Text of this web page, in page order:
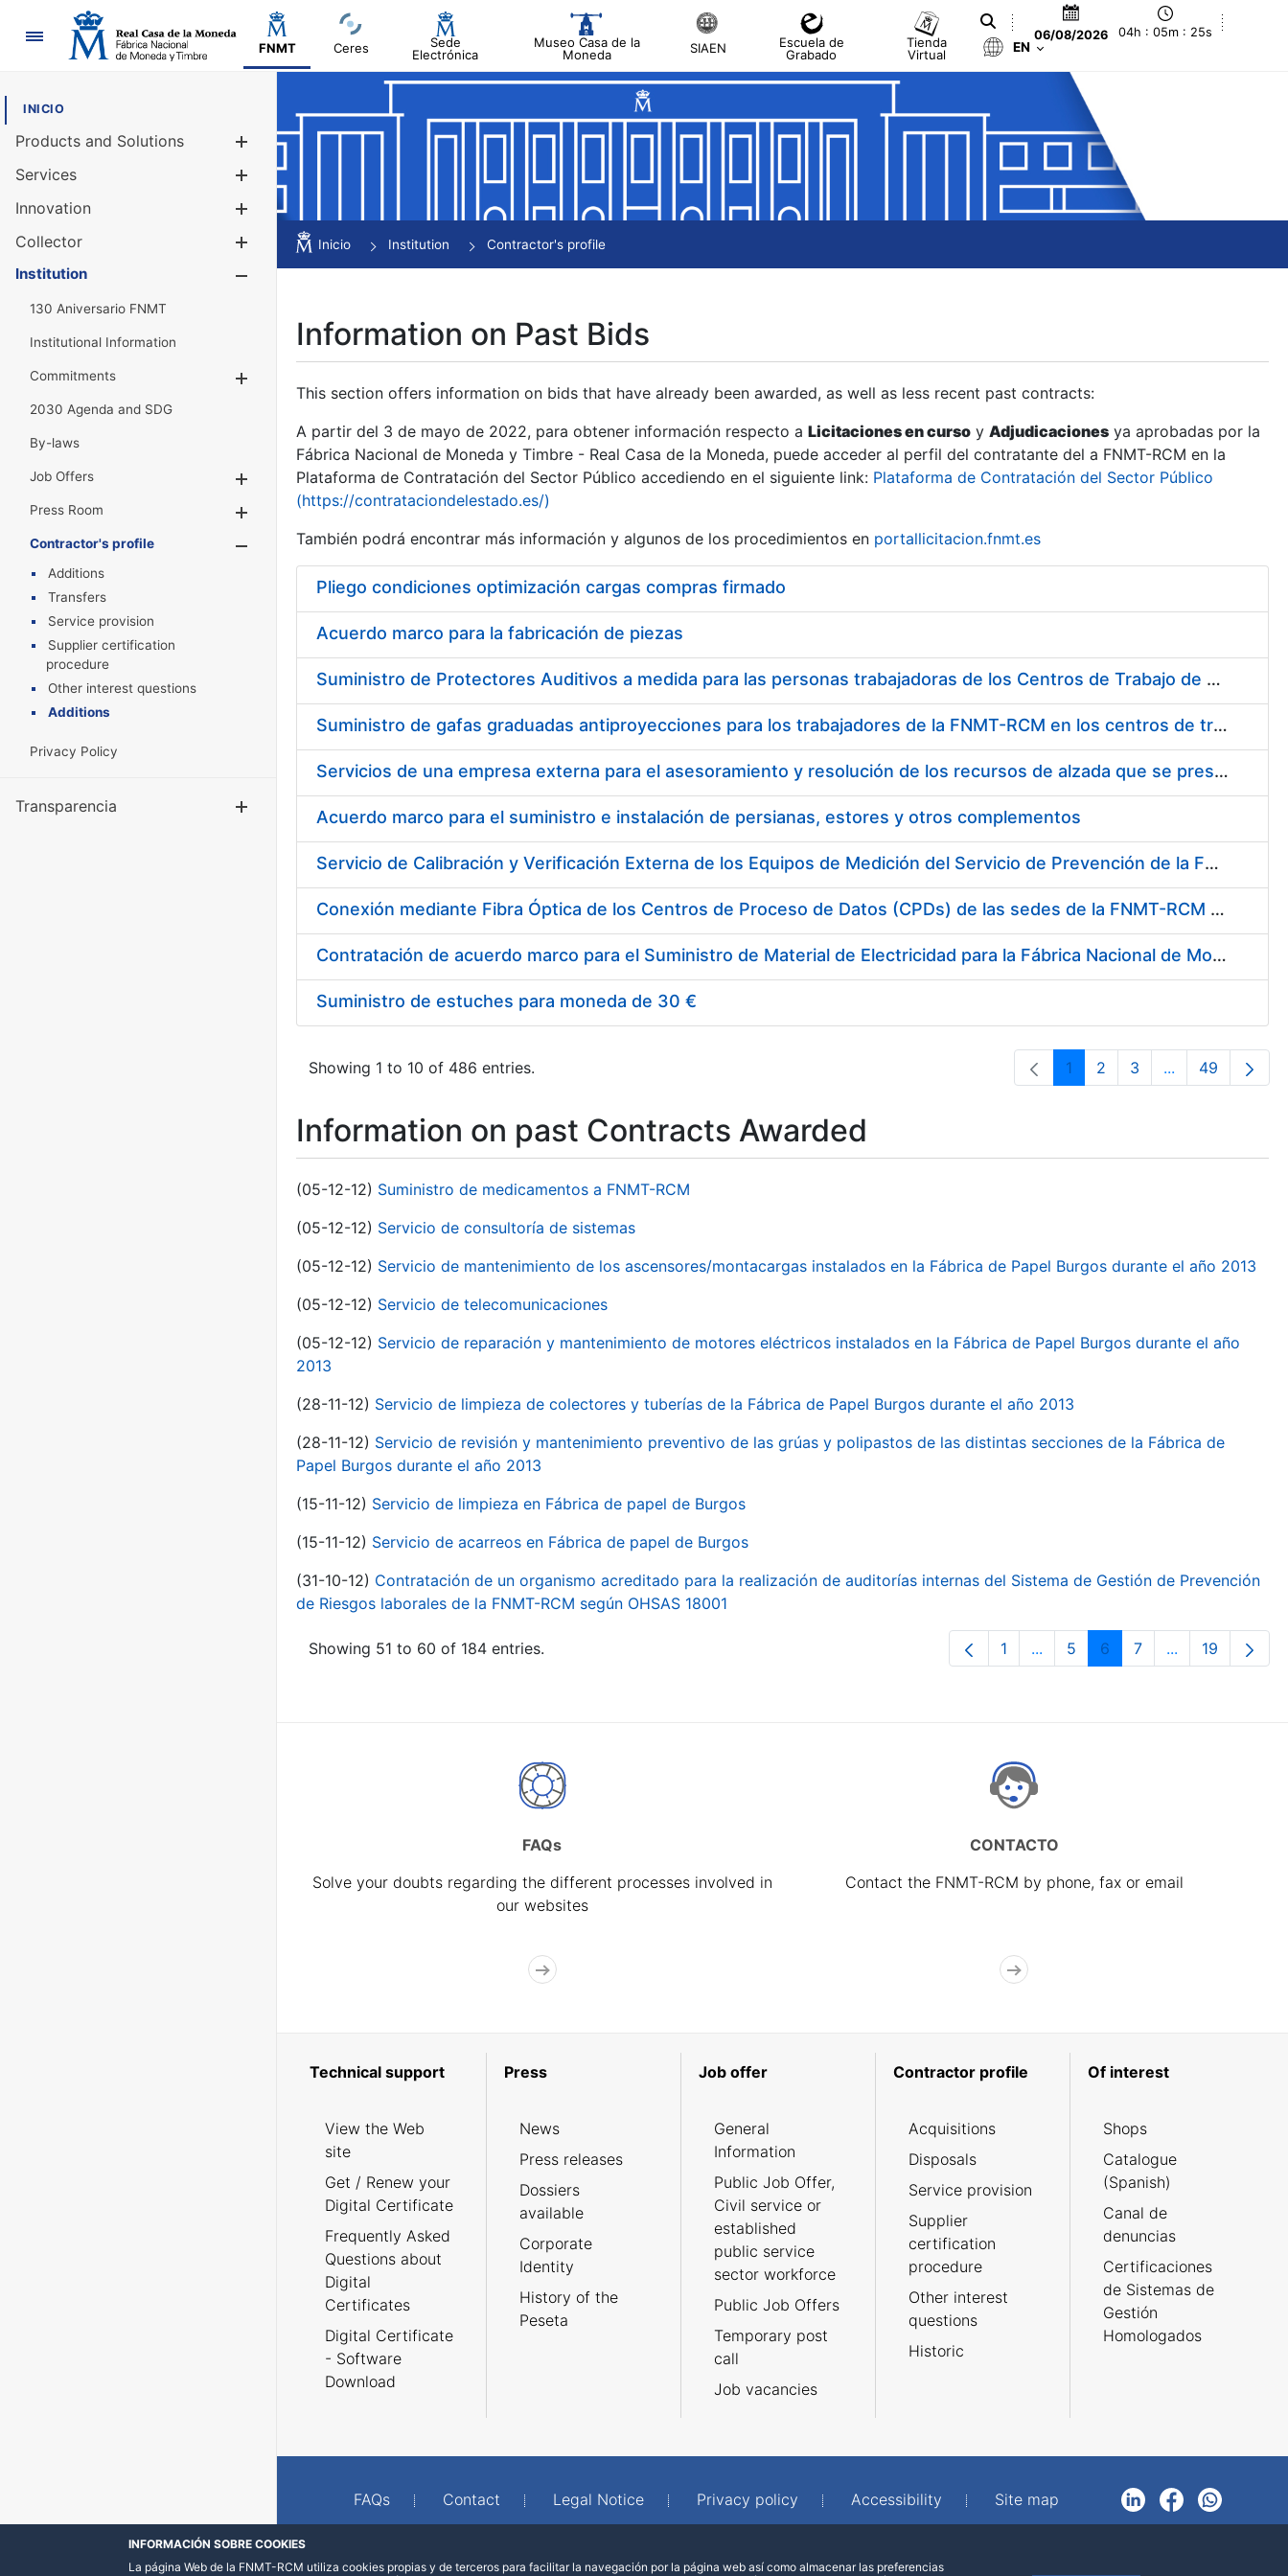
Navigation
FNMT Ceres
Sede
Electrónica
Museo Casa de la
Moneda
SIAEN
Escuela de
Grabado
Tienda
Virtual
06/08/2026 04h : 05m : 26s
EN
INICIO
Products and Solutions
Services
Innovation
Collector
Show/Hide
Institution
130 Aniversario FNMT
Institutional Information
Commitments
2030 Agenda and SDG
By-laws
Job Offers
Show/Hide
Press Room
Show/Hide
Contractor's profile
Show/Hide
Additions
Transfers
Service provision
Supplier certification
procedure
Other interest questions
Additions
Privacy Policy
Transparencia Show/Hide
Inicio Institution Contractor's profile
Information on Past Bids
This section offers information on bids that have already been awarded, as well as less recent past contracts:
A partir del 3 de mayo de 2022, para obtener información respecto a Licitaciones en curso y Adjudicaciones ya aprobadas por la
Fábrica Nacional de Moneda y Timbre - Real Casa de la Moneda, puede acceder al perfil del contratante del a FNMT-RCM en la
Plataforma de Contratación del Sector Público accediendo en el siguiente link: Plataforma de Contratación del Sector Público
(https://contrataciondelestado.es/)
También podrá encontrar más información y algunos de los procedimientos en portallicitacion.fnmt.es
Pliego condiciones optimización cargas compras firmado
Acuerdo marco para la fabricación de piezas
Suministro de Protectores Auditivos a medida para las personas trabajadoras de los Centros de Trabajo de Madrid y Burgos
Suministro de gafas graduadas antiproyecciones para los trabajadores de la FNMT-RCM en los centros de trabajo de Madrid y Burgos
Servicios de una empresa externa para el asesoramiento y resolución de los recursos de alzada que se presentan relacionados con procesos de selección para la FNMT-RCM
Acuerdo marco para el suministro e instalación de persianas, estores y otros complementos
Servicio de Calibración y Verificación Externa de los Equipos de Medición del Servicio de Prevención de la FNMT-RCM
Conexión mediante Fibra Óptica de los Centros de Proceso de Datos (CPDs) de las sedes de la FNMT-RCM de Burgos y Madrid
Contratación de acuerdo marco para el Suministro de Material de Electricidad para la Fábrica Nacional de Moneda y Timbre-Real Casa de la Moneda en su centro de trabajo de Burgos
Suministro de estuches para moneda de 30 €
Showing 1 to 10 of 486 entries. Page
1 Page
2 Page
3 ...Intermediate
Page
49
Information on past Contracts Awarded
(05-12-12) Suministro de medicamentos a FNMT-RCM
(05-12-12) Servicio de consultoría de sistemas
(05-12-12) Servicio de mantenimiento de los ascensores/montacargas instalados en la Fábrica de Papel Burgos durante el año 2013
(05-12-12) Servicio de telecomunicaciones
(05-12-12) Servicio de reparación y mantenimiento de motores eléctricos instalados en la Fábrica de Papel Burgos durante el año
2013
(28-11-12) Servicio de limpieza de colectores y tuberías de la Fábrica de Papel Burgos durante el año 2013
(28-11-12) Servicio de revisión y mantenimiento preventivo de las grúas y polipastos de las distintas secciones de la Fábrica de
Papel Burgos durante el año 2013
(15-11-12) Servicio de limpieza en Fábrica de papel de Burgos
(15-11-12) Servicio de acarreos en Fábrica de papel de Burgos
(31-10-12) Contratación de un organismo acreditado para la realización de auditorías internas del Sistema de Gestión de Prevención
de Riesgos laborales de la FNMT-RCM según OHSAS 18001
Showing 51 to 60 of 184 entries. Page
1 ...Intermediate Pages Use TAB to
Page
5 Page
6 Page
7 ...Intermediate
Page
19
FAQs
Solve your doubts regarding the different processes involved in
our websites
CONTACTO
Contact the FNMT-RCM by phone, fax or email
Technical support
View the Web
site
Get / Renew your
Digital Certificate
Frequently Asked
Questions about
Digital
Certificates
Digital Certificate
- Software
Download
Press
News
Press releases
Dossiers
available
Corporate
Identity
History of the
Peseta
Job offer
General
Information
Public Job Offer,
Civil service or
established
public service
sector workforce
Public Job Offers
Temporary post
call
Job vacancies
Contractor profile
Acquisitions
Disposals
Service provision
Supplier
certification
procedure
Other interest
questions
Historic
Of interest
Shops
Catalogue
(Spanish)
Canal de
denuncias
Certificaciones
de Sistemas de
Gestión
Homologados
FAQs Contact Legal Notice Privacy policy Accessibility Site map
LinkedInFacebookWhatsApp
INFORMACIÓN SOBRE COOKIES
La página Web de la FNMT-RCM utiliza cookies propias y de terceros para facilitar la navegación por la página web así como almacenar las preferencias